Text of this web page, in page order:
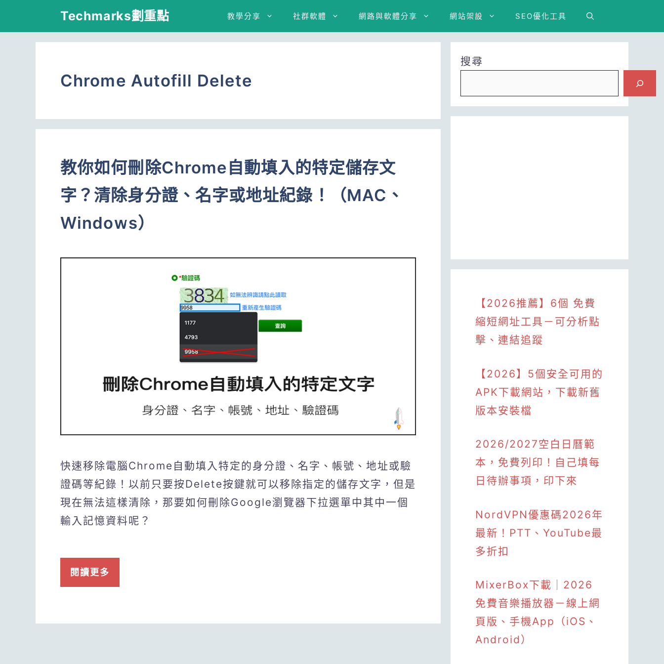
Techmarks劃重點 教學分享 社群軟體 網路與軟體分享 網站架設 SEO優化工具
Chrome Autofill Delete
教你如何刪除Chrome自動填入的特定儲存文
字？清除身分證、名字或地址紀錄！（MAC、
Windows）
快速移除電腦Chrome自動填入特定的身分證、名字、帳號、地址或驗
證碼等紀錄！以前只要按Delete按鍵就可以移除指定的儲存文字，但是
現在無法這樣清除，那要如何刪除Google瀏覽器下拉選單中其中一個
輸入記憶資料呢？
閱讀更多
搜尋
【2026推薦】6個 免費
縮短網址工具－可分析點
擊、連結追蹤
【2026】5個安全可用的
APK下載網站，下載新舊
版本安裝檔
2026/2027空白日曆範
本，免費列印！自己填每
日待辦事項，印下來
NordVPN優惠碼2026年
最新！PTT、YouTube最
多折扣
MixerBox下載｜2026
免費音樂播放器－線上網
頁版、手機App（iOS、
Android）